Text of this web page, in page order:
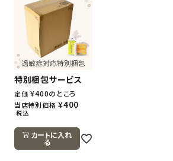
特別梱包サービス
定価 ¥400のところ
当店特別価格 ¥400
税込
カートに入れ
る